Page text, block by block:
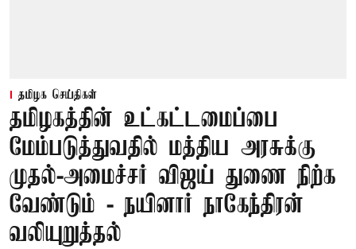
தமிழக செய்திகள்
தமிழகத்தின் உட்கட்டமைப்பை
மேம்படுத்துவதில் மத்திய அரசுக்கு
முதல்-அமைச்சர் விஜய் துணை நிற்க
வேண்டும் - நயினார் நாகேந்திரன்
வலியுறுத்தல்